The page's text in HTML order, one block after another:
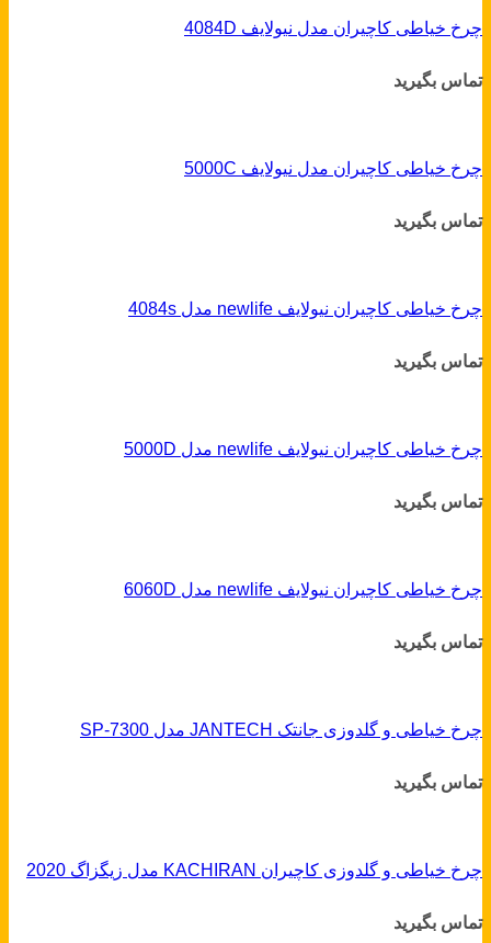
چرخ خیاطی کاچیران مدل نیولایف 4084D
تماس بگیرید
چرخ خیاطی کاچیران مدل نیولایف 5000C
تماس بگیرید
چرخ خیاطی کاچیران نیولایف newlife مدل 4084s
تماس بگیرید
چرخ خیاطی کاچیران نیولایف newlife مدل 5000D
تماس بگیرید
چرخ خیاطی کاچیران نیولایف newlife مدل 6060D
تماس بگیرید
چرخ خیاطی و گلدوزی جانتک JANTECH مدل SP-7300
تماس بگیرید
چرخ خیاطی و گلدوزی کاچیران KACHIRAN مدل زیگزاگ 2020
تماس بگیرید